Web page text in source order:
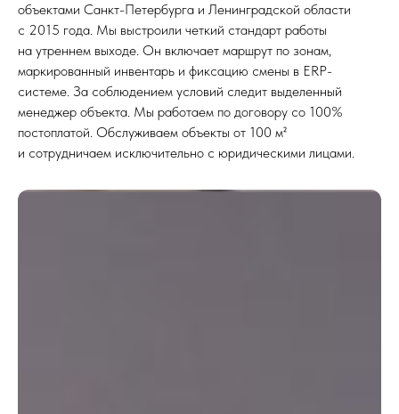
объектами Санкт-Петербурга и Ленинградской области
с 2015 года. Мы выстроили четкий стандарт работы
на утреннем выходе. Он включает маршрут по зонам,
маркированный инвентарь и фиксацию смены в ERP-
системе. За соблюдением условий следит выделенный
менеджер объекта. Мы работаем по договору со 100%
постоплатой. Обслуживаем объекты от 100 м²
и сотрудничаем исключительно с юридическими лицами.